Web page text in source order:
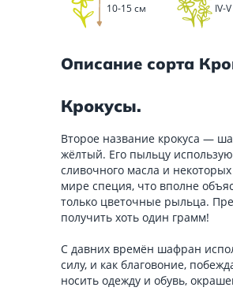
10-15 см IV-V
Описание сорта
Крокусы.
Второе название крокуса —
жёлтый. Его пыльцу
сливочного масла и
мире специя, что вполне
только цветочные рыльца.
получить хоть один грамм!
С давних времён шафран
силу, и как благовоние,
носить одежду и обувь,